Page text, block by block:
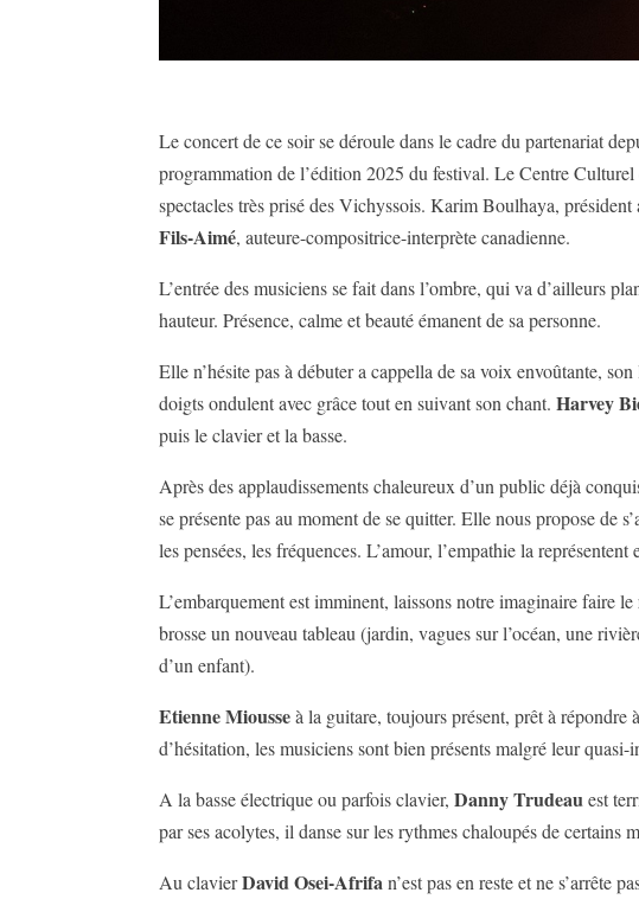
Le concert de ce soir se déroule dans le cadre du partenariat
programmation de l’édition 2025 du festival. Le Centre
spectacles très prisé des Vichyssois. Karim Boulhaya,
Fils-Aimé, auteure-compositrice-interprète canadienne.
L’entrée des musiciens se fait dans l’ombre, qui va d’ailleurs
hauteur. Présence, calme et beauté émanent de sa personne.
Elle n’hésite pas à débuter a cappella de sa voix envoûtante,
doigts ondulent avec grâce tout en suivant son chant.Harvey
puis le clavier et la basse.
Après des applaudissements chaleureux d’un public déjà
se présente pas au moment de se quitter. Elle nous propose de
les pensées, les fréquences. L’amour, l’empathie la
L’embarquement est imminent, laissons notre imaginaire faire
brosse un nouveau tableau (jardin, vagues sur l’océan, une
d’un enfant).
Etienne Miousseà la guitare, toujours présent, prêt à
d’hésitation, les musiciens sont bien présents malgré leur
A la basse électrique ou parfois clavier,Danny Trudeauest
par ses acolytes, il danse sur les rythmes chaloupés de certains
Au clavierDavid Osei-Afrifan’est pas en reste et ne s’arrête